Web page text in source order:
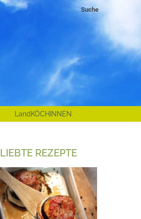
Search:
Suche
LandKÖCHINNEN
REZEPTE